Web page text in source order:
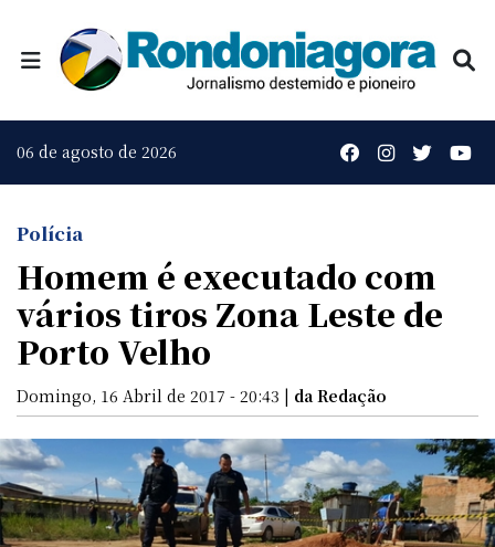
06 de agosto de 2026
Polícia
Homem é executado com
vários tiros Zona Leste de
Porto Velho
Domingo, 16 Abril de 2017 - 20:43 | da Redação